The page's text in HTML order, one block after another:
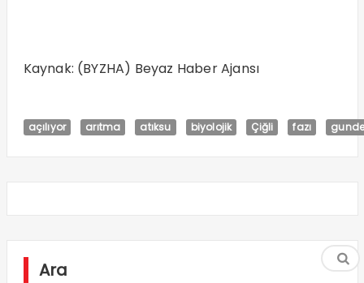
Kaynak: (BYZHA) Beyaz Haber Ajansı
açılıyor arıtma atıksu biyolojik Çiğli fazı
Ara